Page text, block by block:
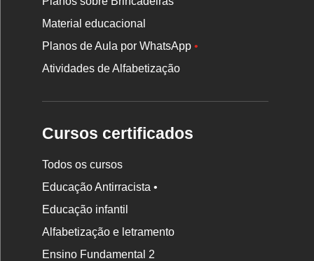
Material educacional
Planos de Aula por WhatsApp•
Atividades de Alfabetização
Cursos certificados
Todos os cursos
Educação Antirracista •
Educação infantil
Alfabetização e letramento
Ensino Fundamental 2